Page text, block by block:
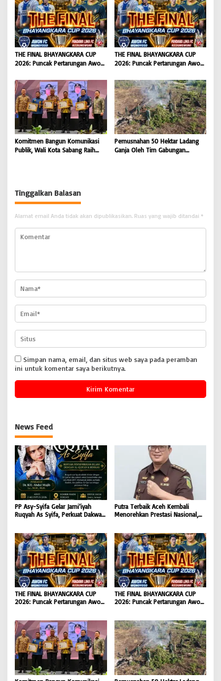
Koordinator JAM Pidum
Kejaksaan Agung RI |
BONGKAR’Perkara.com
THE FINAL BHAYANGKARA CUP
2026: Puncak Pertarungan Awon
FC Kedungwuni, Siap
Mengguncang Stadion Widya
Manggala Krida
THE FINAL BHAYANGKARA CUP
2026: Puncak Pertarungan Awon
FC Kedungwuni, Siap
Mengguncang Stadion Widya
Manggala Krida
Komitmen Bangun Komunikasi
Publik, Wali Kota Sabang Raih
Pemusnahan 50 Hektar Ladang
Ganja Oleh Tim Gabungan
Tinggalkan Balasan
Alamat email Anda tidak akan dipublikasikan. Ruas yang wajib ditandai *
Simpan nama, email, dan situs web saya pada peramban
ini untuk komentar saya berikutnya.
News Feed
PP Asy-Syifa Gelar Jami’iyah
Ruqyah As Syifa, Perkuat Dakwah
Putra Terbaik Aceh Kembali
Menorehkan Prestasi Nasional,
Koordinator JAM Pidum
Kejaksaan Agung RI |
BONGKAR’Perkara.com
THE FINAL BHAYANGKARA CUP
2026: Puncak Pertarungan Awon
Mengguncang Stadion Widya
Manggala Krida
THE FINAL BHAYANGKARA CUP
2026: Puncak Pertarungan Awon
Mengguncang Stadion Widya
Manggala Krida